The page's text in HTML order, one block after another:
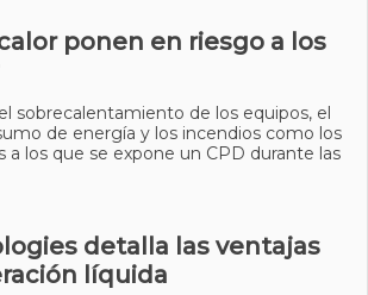
ponen en riesgo a los
sobrecalentamiento de los equipos, el
de energía y los incendios como los
a los que se expone un CPD durante las
detalla las ventajas
líquida